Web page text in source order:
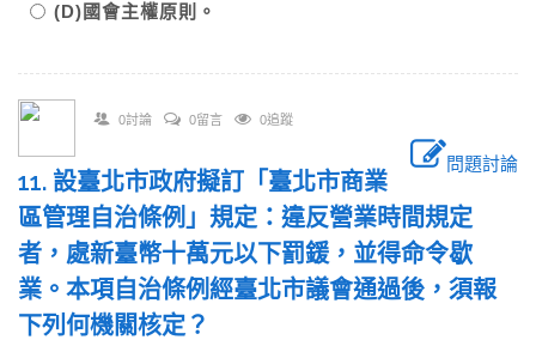
(D)國會主權原則。
0討論 0留言 0追蹤
問題討論
11. 設臺北市政府擬訂「臺北市商業
區管理自治條例」規定：違反營業時間規定
者，處新臺幣十萬元以下罰鍰，並得命令歇
業。本項自治條例經臺北市議會通過後，須報
下列何機關核定？